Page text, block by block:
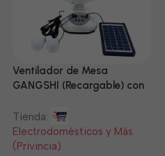
Ventilador de Mesa
GANGSHI (Recargable) con
Tienda:
Electrodomésticos y Más
(Privincia)